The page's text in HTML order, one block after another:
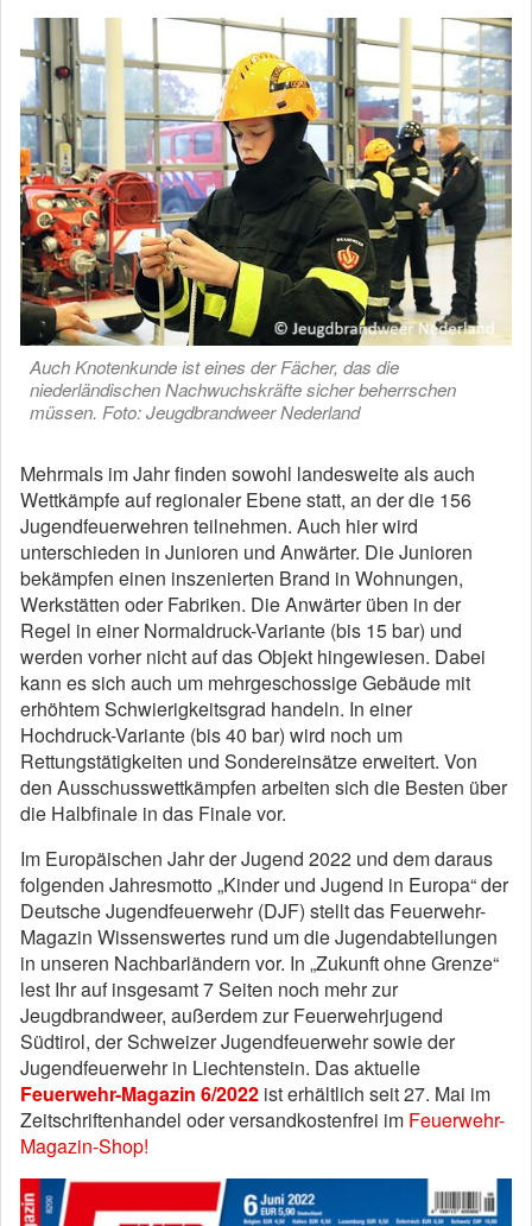
Auch Knotenkunde ist eines der Fächer, das die
niederländischen Nachwuchskräfte sicher beherrschen
müssen. Foto: Jeugdbrandweer Nederland
Mehrmals im Jahr finden sowohl landesweite als auch
Wettkämpfe auf regionaler Ebene statt, an der die 156
Jugendfeuerwehren teilnehmen. Auch hier wird
unterschieden in Junioren und Anwärter. Die Junioren
bekämpfen einen inszenierten Brand in Wohnungen,
Werkstätten oder Fabriken. Die Anwärter üben in der
Regel in einer Normaldruck-Variante (bis 15 bar) und
werden vorher nicht auf das Objekt hingewiesen. Dabei
kann es sich auch um mehrgeschossige Gebäude mit
erhöhtem Schwierigkeitsgrad handeln. In einer
Hochdruck-Variante (bis 40 bar) wird noch um
Rettungstätigkeiten und Sondereinsätze erweitert. Von
den Ausschusswettkämpfen arbeiten sich die Besten über
die Halbfinale in das Finale vor.
Im Europäischen Jahr der Jugend 2022 und dem daraus
folgenden Jahresmotto „Kinder und Jugend in Europa“ der
Deutsche Jugendfeuerwehr (DJF) stellt das Feuerwehr-
Magazin Wissenswertes rund um die Jugendabteilungen
in unseren Nachbarländern vor. In „Zukunft ohne Grenze“
lest Ihr auf insgesamt 7 Seiten noch mehr zur
Jeugdbrandweer, außerdem zur Feuerwehrjugend
Südtirol, der Schweizer Jugendfeuerwehr sowie der
Jugendfeuerwehr in Liechtenstein. Das aktuelle
Feuerwehr-Magazin 6/2022 ist erhältlich seit 27. Mai im
Zeitschriftenhandel oder versandkostenfrei im Feuerwehr-
Magazin-Shop!